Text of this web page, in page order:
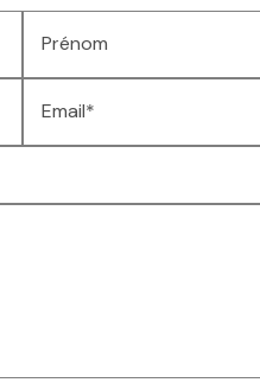
Prénom
Email*